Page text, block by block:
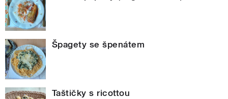
Špagety se špenátem
Taštičky s ricottou